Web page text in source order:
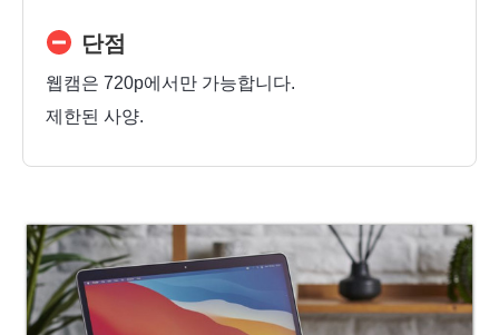
단점
웹캠은 720p에서만 가능합니다.
제한된 사양.